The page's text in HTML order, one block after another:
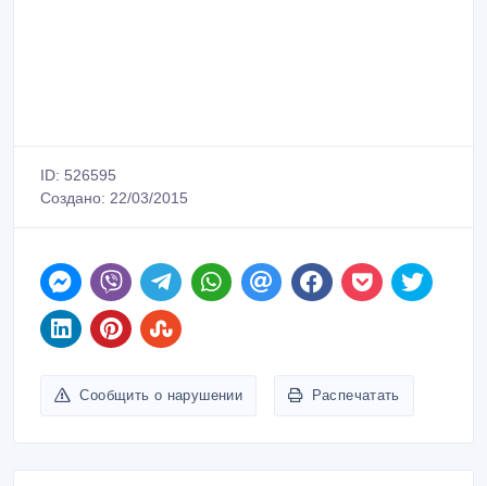
ID: 526595
Создано: 22/03/2015
Сообщить о нарушении Распечатать